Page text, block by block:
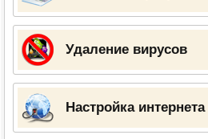
Удаление вирусов
Настройка интернета